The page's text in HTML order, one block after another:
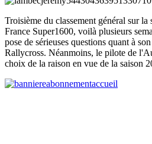
Troisième du classement général sur la
France Super1600, voilà plusieurs
pose de sérieuses questions quant à
Rallycross. Néanmoins, le pilote de
choix de la raison en vue de la saison